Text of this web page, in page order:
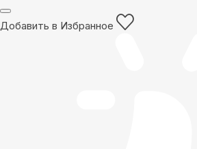
Добавить в Избранное